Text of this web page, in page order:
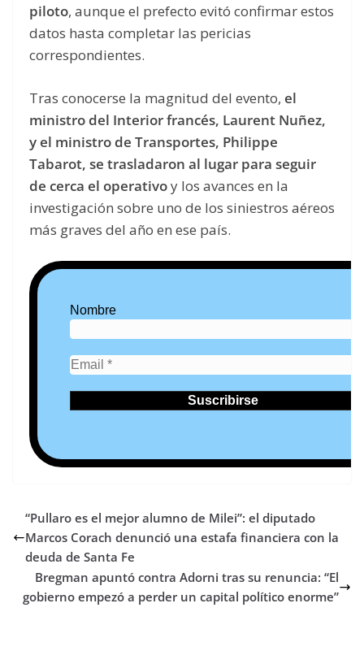
piloto, aunque el prefecto evitó confirmar estos
datos hasta completar las pericias
correspondientes.
Tras conocerse la magnitud del evento, el
ministro del Interior francés, Laurent Nuñez,
y el ministro de Transportes, Philippe
Tabarot, se trasladaron al lugar para seguir
de cerca el operativoy los avances en la
investigación sobre uno de los siniestros aéreos
más graves del año en ese país.
Nombre
“Pullaro es el mejor alumno de Milei”: el diputado
Marcos Corach denunció una estafa financiera con la
deuda de Santa Fe
Bregman apuntó contra Adorni tras su renuncia: “El
gobierno empezó a perder un capital político enorme”